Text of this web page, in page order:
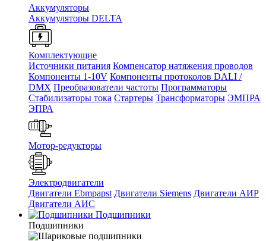
Аккумуляторы
Аккумуляторы DELTA
Комплектующие
Источники питания Компенсатор натяжения проводов
Компоненты 1-10V Компоненты протоколов DALI /
DMX Преобразователи частоты Программаторы
Стабилизаторы тока Стартеры Трансформаторы ЭМПРА
ЭПРА
Мотор-редукторы
Электродвигатели
Двигатели Ebmpapst Двигатели Siemens Двигатели АИР
Двигатели АИС
Подшипники
Подшипники